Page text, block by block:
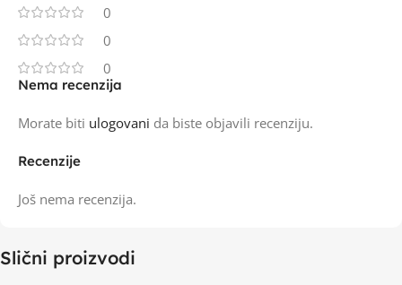
0
0
0
Recenzije
Još nema recenzija.
Nema recenzija
Morate biti ulogovani da biste objavili recenziju.
Slični proizvodi